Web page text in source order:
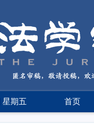
星期五 首页